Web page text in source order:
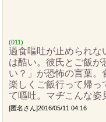
(011)
過食嘔吐が止められな
は酷い。彼氏とご飯が
い？」が恐怖の言葉。
楽しくご飯行って帰っ
て嘔吐。マヂこんな姿
[匿名さん]2016/05/11 04:16